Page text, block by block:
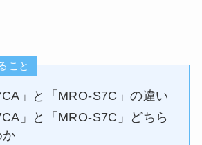
こと
」と「MRO-S7C」の違い
」と「MRO-S7C」どちら
か